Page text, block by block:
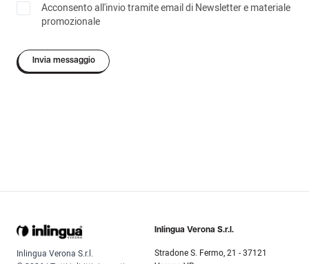
Acconsento all'invio tramite email di Newsletter e materiale
promozionale
Invia messaggio
Inlingua Verona S.r.l.
Inlingua Verona S.r.l.
Stradone S. Fermo, 21 - 37121